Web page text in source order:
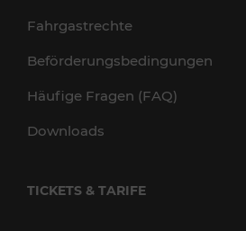
Fahrgastrechte
Beförderungsbedingungen
Häufige Fragen (FAQ)
Downloads
TICKETS & TARIFE